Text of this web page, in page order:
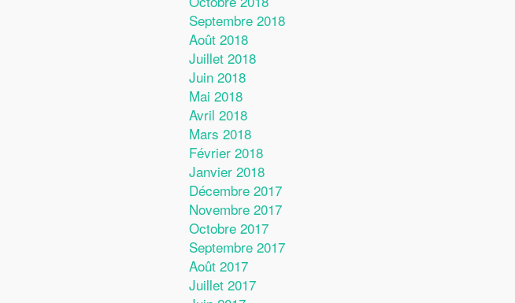
Septembre 2018
Août 2018
Juillet 2018
Juin 2018
Mai 2018
Avril 2018
Mars 2018
Février 2018
Janvier 2018
Décembre 2017
Novembre 2017
Octobre 2017
Septembre 2017
Août 2017
Juillet 2017